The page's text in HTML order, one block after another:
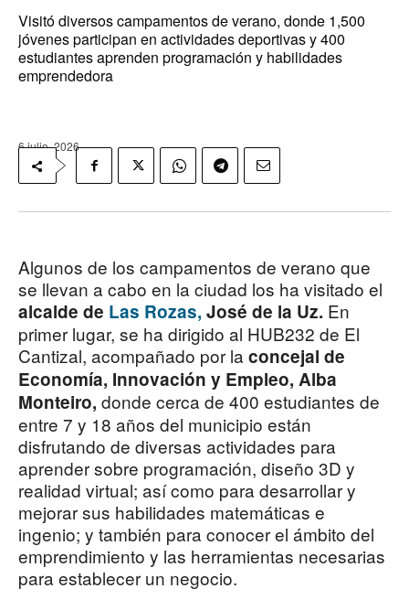
Visitó diversos campamentos de verano, donde 1,500
jóvenes participan en actividades deportivas y 400
estudiantes aprenden programación y habilidades
emprendedora
6 julio, 2026
Algunos de los campamentos de verano que
se llevan a cabo en la ciudad los ha visitado el
alcalde de Las Rozas, José de la Uz. En
primer lugar, se ha dirigido al HUB232 de El
Cantizal, acompañado por la concejal de
Economía, Innovación y Empleo, Alba
Monteiro, donde cerca de 400 estudiantes de
entre 7 y 18 años del municipio están
disfrutando de diversas actividades para
aprender sobre programación, diseño 3D y
realidad virtual; así como para desarrollar y
mejorar sus habilidades matemáticas e
ingenio; y también para conocer el ámbito del
emprendimiento y las herramientas necesarias
para establecer un negocio.